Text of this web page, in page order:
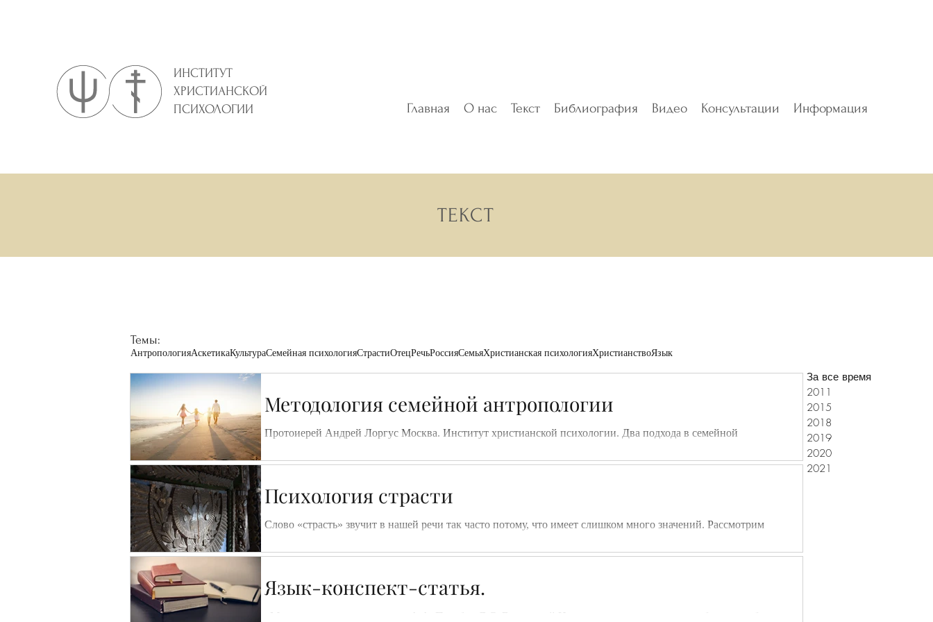
ИНСТИТУТ
ХРИСТИАНСКОЙ
ПСИХОЛОГИИ
Главная О нас Текст Библиография Видео Консультации Информация
ТЕКСТ
Темы:
АнтропологияАскетикаКультураСемейная психологияСтрастиОтецРечьРоссияСемьяХристианская психологияХристианствоЯзык
Методология семейной антропологии
Протоиерей Андрей Лоргус Москва. Институт христианской психологии. Два подхода в семейной
Психология страсти
Слово «страсть» звучит в нашей речи так часто потому, что имеет слишком много значений. Рассмотрим
Язык-конспект-статья.
«Мысль совершается в слове» А.А. Потебня Л.С. Выготский Невозможно решить вопрос о богослужебном
За все время
2011
2015
2018
2019
2020
2021